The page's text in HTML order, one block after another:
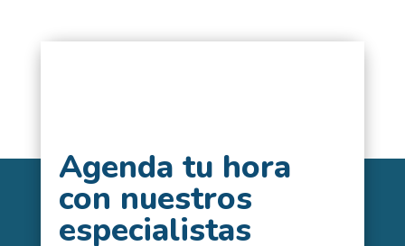
Agenda tu hora
con nuestros
especialistas